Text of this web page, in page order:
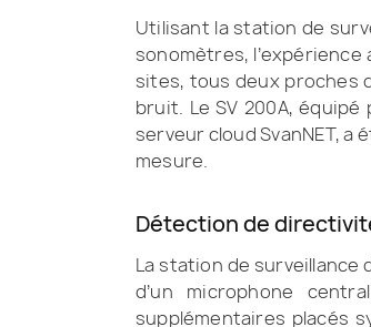
Utilisant la station de
sonomètres,
sites, tous deux proches
bruit. Le SV 200A,
serveur cloud SvanNET,
mesure.
Détection de
La station de surveillance
d’un microphone
supplémentaires placés